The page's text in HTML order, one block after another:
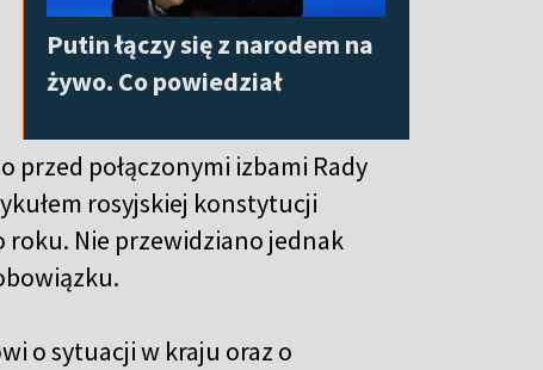
Putin łączy się z narodem na
żywo. Co powiedział
przed połączonymi izbami Rady
rosyjskiej konstytucji
roku. Nie przewidziano jednak
o sytuacji w kraju oraz o